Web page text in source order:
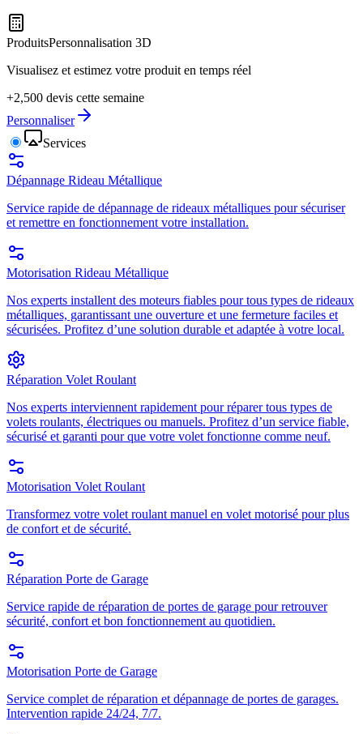
ProduitsPersonnalisation 3D
Visualisez et estimez votre produit en temps réel
+2,500 devis cette semaine
Personnaliser
Services
Dépannage Rideau Métallique
Service rapide de dépannage de rideaux métalliques pour sécuriser
et remettre en fonctionnement votre installation.
Motorisation Rideau Métallique
Nos experts installent des moteurs fiables pour tous types de rideaux
métalliques, garantissant une ouverture et une fermeture faciles et
sécurisées. Profitez d’une solution durable et adaptée à votre local.
Réparation Volet Roulant
Nos experts interviennent rapidement pour réparer tous types de
volets roulants, électriques ou manuels. Profitez d’un service fiable,
sécurisé et garanti pour que votre volet fonctionne comme neuf.
Motorisation Volet Roulant
Transformez votre volet roulant manuel en volet motorisé pour plus
de confort et de sécurité.
Réparation Porte de Garage
Service rapide de réparation de portes de garage pour retrouver
sécurité, confort et bon fonctionnement au quotidien.
Motorisation Porte de Garage
Service complet de réparation et dépannage de portes de garages.
Intervention rapide 24/24, 7/7.